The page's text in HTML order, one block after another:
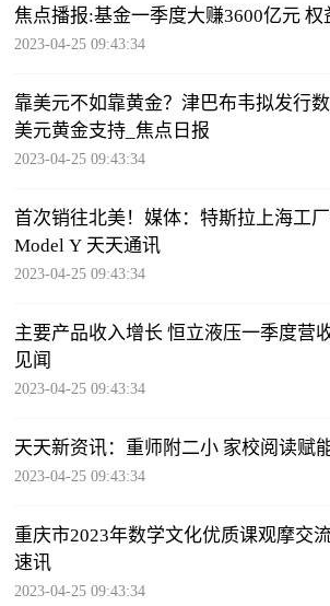
焦点播报:基金一季度大赚3600亿元
2023-04-25 09:43:34
靠美元不如靠黄金？津巴布韦拟发行
美元黄金支持_焦点日报
2023-04-25 09:43:34
首次销往北美！媒体：特斯拉上海工
Model Y 天天通讯
2023-04-25 09:43:34
主要产品收入增长 恒立液压一季度营
见闻
2023-04-25 09:43:34
天天新资讯：重师附二小 家校阅读赋
2023-04-25 09:43:34
重庆市2023年数学文化优质课观摩交
速讯
2023-04-25 09:43:34